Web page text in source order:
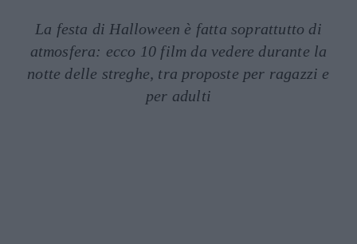
La festa di Halloween è fatta soprattutto di
atmosfera: ecco 10 film da vedere durante la
notte delle streghe, tra proposte per ragazzi e
per adulti